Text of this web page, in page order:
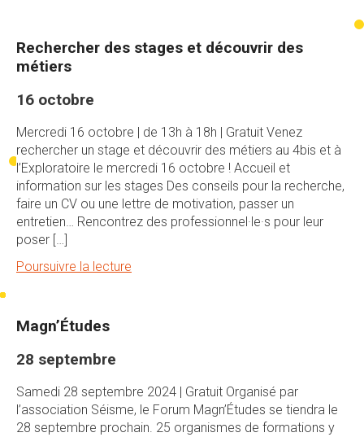
Rechercher des stages et découvrir des
métiers
16 octobre
Mercredi 16 octobre | de 13h à 18h | Gratuit Venez
rechercher un stage et découvrir des métiers au 4bis et à
l’Exploratoire le mercredi 16 octobre ! Accueil et
information sur les stages Des conseils pour la recherche,
faire un CV ou une lettre de motivation, passer un
entretien… Rencontrez des professionnel·le·s pour leur
poser […]
Poursuivre la lecture
Magn’Études
28 septembre
Samedi 28 septembre 2024 | Gratuit Organisé par
l’association Séisme, le Forum Magn’Études se tiendra le
28 septembre prochain. 25 organismes de formations y